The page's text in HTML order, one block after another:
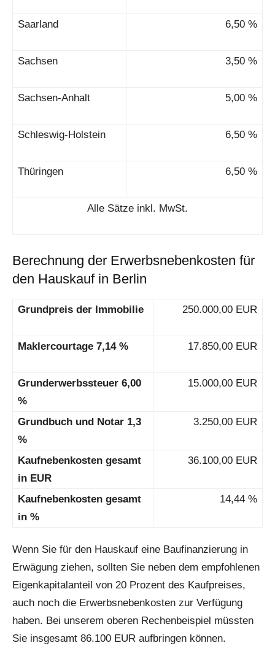
Saarland 6,50 %
Sachsen 3,50 %
Sachsen-Anhalt 5,00 %
Schleswig-Holstein 6,50 %
Thüringen 6,50 %
Alle Sätze inkl. MwSt.
Berechnung der Erwerbsnebenkosten für
den Hauskauf in Berlin
Grundpreis der Immobilie 250.000,00 EUR
Maklercourtage 7,14 % 17.850,00 EUR
Grunderwerbssteuer 6,00
%
15.000,00 EUR
Grundbuch und Notar 1,3
%
3.250,00 EUR
Kaufnebenkosten gesamt
in EUR
36.100,00 EUR
Kaufnebenkosten gesamt
in %
14,44 %
Wenn Sie für den Hauskauf eine Baufinanzierung in
Erwägung ziehen, sollten Sie neben dem empfohlenen
Eigenkapitalanteil von 20 Prozent des Kaufpreises,
auch noch die Erwerbsnebenkosten zur Verfügung
haben. Bei unserem oberen Rechenbeispiel müssten
Sie insgesamt 86.100 EUR aufbringen können.